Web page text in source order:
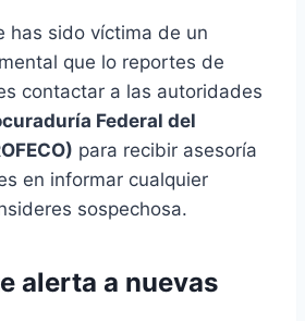
has sido víctima de un
que lo reportes de
contactar a las autoridades
Federal del
para recibir asesoría
en informar cualquier
sospechosa.
alerta a nuevas